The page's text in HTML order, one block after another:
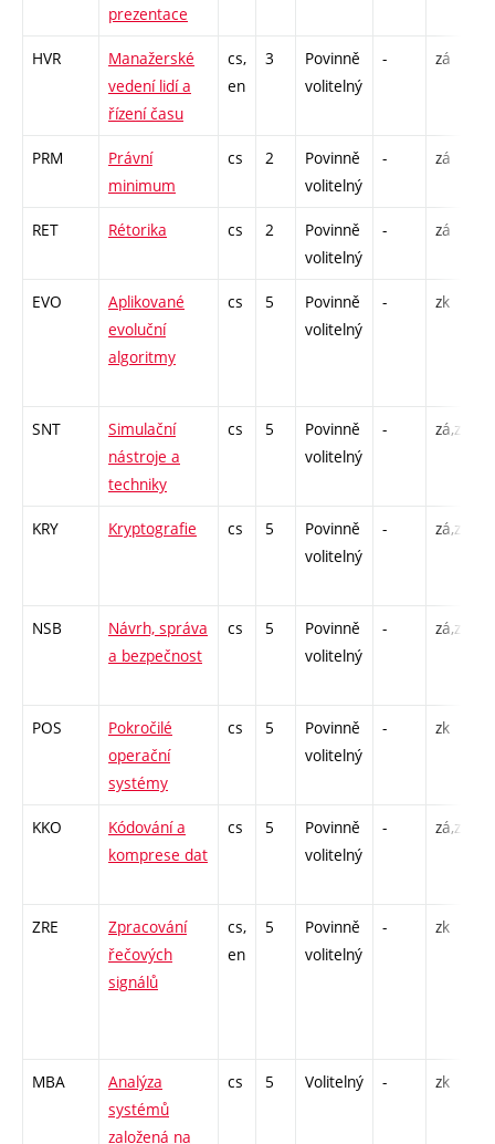
prezentace
HVR
Manažerské
vedení lidí a
řízení času
cs,
en
3
Povinně
volitelný
- zá
PRM
Právní
minimum
cs 2
Povinně
volitelný
- zá
RET Rétorika cs 2
Povinně
volitelný
- zá
EVO
Aplikované
evoluční
algoritmy
cs 5
Povinně
volitelný
- zk
SNT
Simulační
nástroje a
techniky
cs 5
Povinně
volitelný
- zá,zk
KRY Kryptografie cs 5
Povinně
volitelný
- zá,zk
NSB
Návrh, správa
a bezpečnost
cs 5
Povinně
volitelný
- zá,zk
POS
Pokročilé
operační
systémy
cs 5
Povinně
volitelný
- zk
KKO
Kódování a
komprese dat
cs 5
Povinně
volitelný
- zá,zk
ZRE
Zpracování
řečových
signálů
cs,
en
5
Povinně
volitelný
- zk
MBA
Analýza
systémů
založená na
cs 5 Volitelný - zk